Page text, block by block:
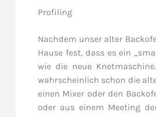
Profiling
Nachdem unser alter
Hause fest, dass es ein
wie die neue
wahrscheinlich schon die
einen Mixer oder den
oder aus einem Meeting